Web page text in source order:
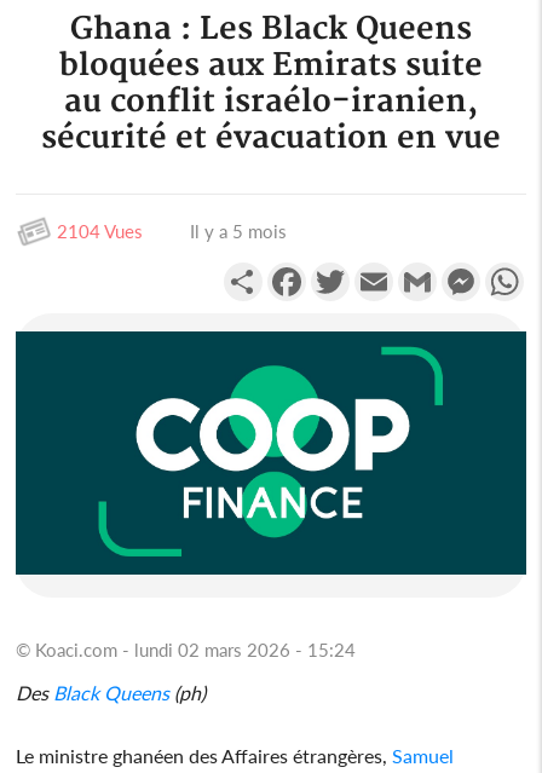
Ghana : Les Black Queens
bloquées aux Emirats suite
au conflit israélo-iranien,
sécurité et évacuation en vue
2104 Vues Il y a 5 mois
PartagerFacebookTwitterEmail Gmail
© Koaci.com - lundi 02 mars 2026 - 15:24
DesBlack Queens(ph)
Le ministre ghanéen des Affaires étrangères, Samuel